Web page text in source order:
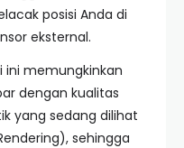
posisi Anda di
eksternal.
ini memungkinkan
dengan kualitas
yang sedang dilihat
sehingga